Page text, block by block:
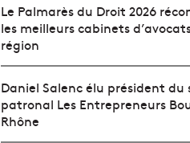
Le Palmarès du Droit 2026
les meilleurs cabinets
région
Daniel Salenc élu président du
patronal Les Entrepreneurs
Rhône